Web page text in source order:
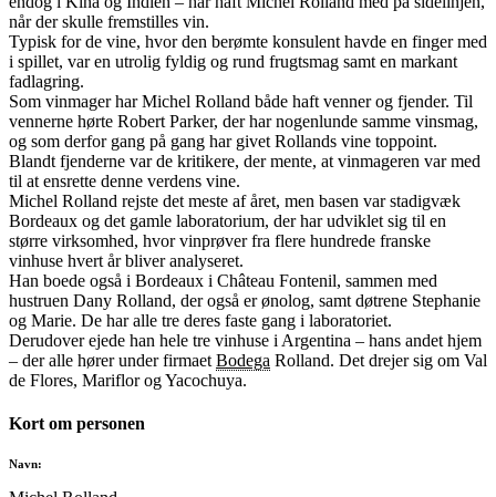
når der skulle fremstilles vin.
Typisk for de vine, hvor den berømte konsulent havde en finger med
i spillet, var en utrolig fyldig og rund frugtsmag samt en markant
fadlagring.
Som vinmager har Michel Rolland både haft venner og fjender. Til
vennerne hørte Robert Parker, der har nogenlunde samme vinsmag,
og som derfor gang på gang har givet Rollands vine toppoint.
Blandt fjenderne var de kritikere, der mente, at vinmageren var med
til at ensrette denne verdens vine.
Michel Rolland rejste det meste af året, men basen var stadigvæk
Bordeaux og det gamle laboratorium, der har udviklet sig til en
større virksomhed, hvor vinprøver fra flere hundrede franske
vinhuse hvert år bliver analyseret.
Han boede også i Bordeaux i Château Fontenil, sammen med
hustruen Dany Rolland, der også er ønolog, samt døtrene Stephanie
og Marie. De har alle tre deres faste gang i laboratoriet.
Derudover ejede han hele tre vinhuse i Argentina – hans andet hjem
– der alle hører under firmaet Bodega Rolland. Det drejer sig om Val
de Flores, Mariflor og Yacochuya.
Kort om personen
Navn: